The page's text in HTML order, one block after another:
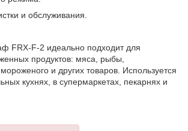
и обслуживания.
FRX-F-2 идеально подходит для
продуктов: мяса, рыбы,
и других товаров. Используется
кухнях, в супермаркетах, пекарнях и